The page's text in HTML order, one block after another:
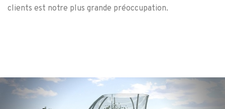
clients est notre plus grande préoccupation.